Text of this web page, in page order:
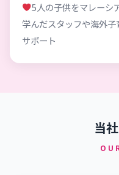
5人の子供をマレーシ
学んだスタッフや海外
サポート
当